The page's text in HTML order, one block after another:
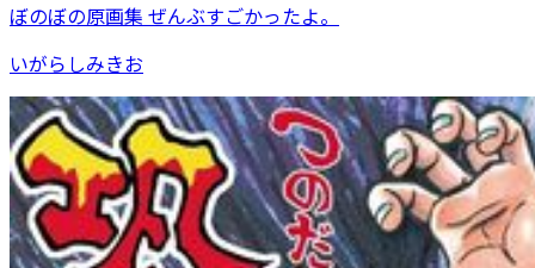
ぼのぼの原画集 ぜんぶすごかったよ。
いがらしみきお